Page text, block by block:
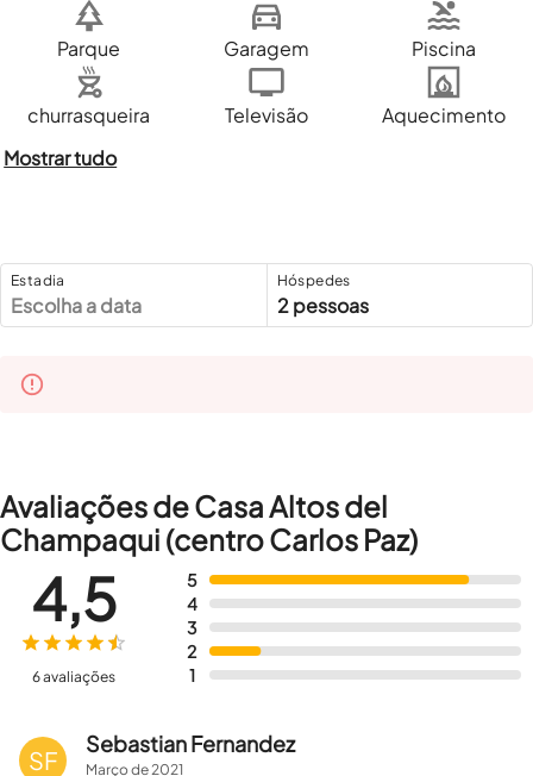
Parque Garagem Piscina
churrasqueira Televisão
Aquecimento
Mostrar tudo
Estadia
Escolha a data
Hóspedes
2 pessoas
Avaliações de Casa Altos del
Champaqui (centro Carlos Paz)
5
4
3
2
1
4,5
6 avaliações
SF
Sebastian Fernandez
Marçode2021